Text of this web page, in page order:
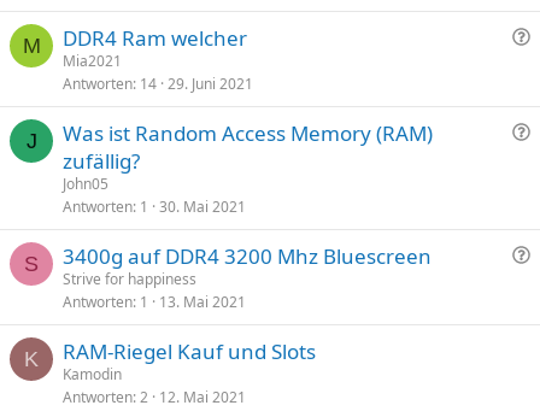
e
M
F
g
e
DDR4 Ram welcher
Mia2021
Antworten 14 29. Juni 2021
J
F
e
Was ist Random Access Memory (RAM)
zufällig?
John05
Antworten 1 30. Mai 2021
S
F
g
3400g auf DDR4 3200 Mhz Bluescreen
Strive for happiness
Antworten 1 13. Mai 2021
K RAM-Riegel Kauf und Slots
Kamodin
Antworten 2 12. Mai 2021